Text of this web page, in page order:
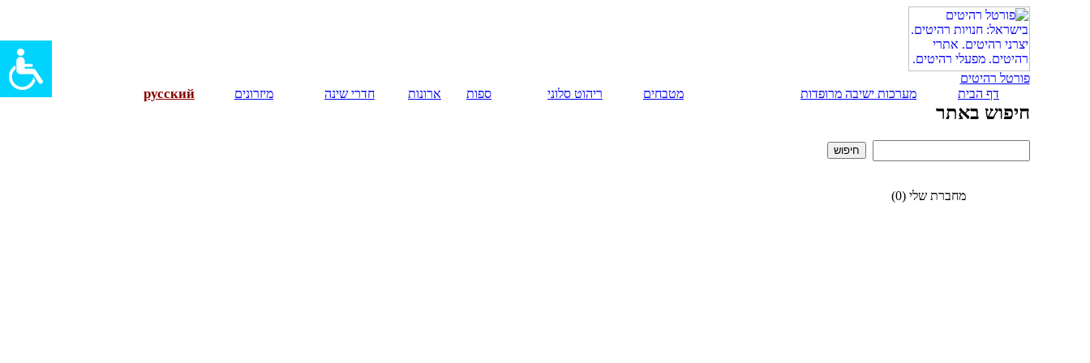
פורטל רהיטים
דף הבית
מערכות ישיבה מרופדות מטבחים ריהוט סלוני ספות ארונות חדרי שינה מיזרונים русский
חיפוש באתר
מחברת שלי (0)